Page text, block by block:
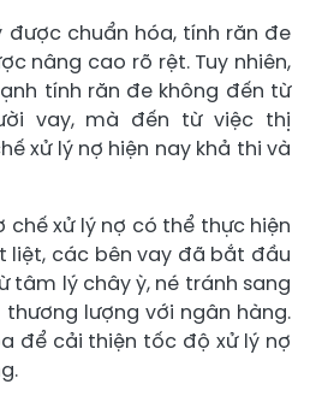
được chuẩn hóa, tính răn đe
nâng cao rõ rệt. Tuy nhiên,
tính răn đe không đến từ
vay, mà đến từ việc thị
xử lý nợ hiện nay khả thi và
xử lý nợ có thể thực hiện
liệt, các bên vay đã bắt đầu
tâm lý chây ỳ, né tránh sang
lượng với ngân hàng.
để cải thiện tốc độ xử lý nợ